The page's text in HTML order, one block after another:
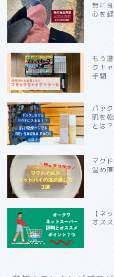
無印
心を
もう
クキ
手間
パッ
肌を
とは？
マク
温め
【ネ
オス